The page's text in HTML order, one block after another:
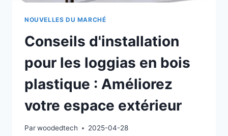
NOUVELLES DU MARCHÉ
Conseils d'installation
pour les loggias en bois
plastique : Améliorez
votre espace extérieur
Parwoodedtech 2025-04-28